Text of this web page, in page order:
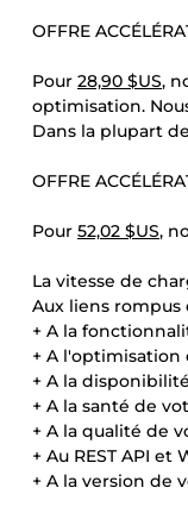
OFFRE
Pour 28,90 $US,
optimisation.
Dans la plupart
OFFRE
Pour 52,02 $US,
La vitesse de
Aux liens rompus
+ A la
+ A l'optimisation
+ A la
+ A la santé de
+ A la qualité de
+ Au REST API
+ A la version de